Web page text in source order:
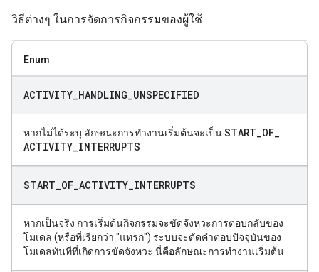
วิธีต่างๆ ในการจัดการกิจกรรมของผู้ใช้
Enum
ACTIVITY HANDLING UNSPECIFIED
หากไม่ได้ระบุ ลักษณะการทำงานเริ่มต้นจะเป็นSTART_OF_
ACTIVITY_INTERRUPTS
START OF ACTIVITY INTERRUPTS
หากเป็นจริง การเริ่มต้นกิจกรรมจะขัดจังหวะการตอบกลับของ
โมเดล (หรือที่เรียกว่า "แทรก") ระบบจะตัดคำตอบปัจจุบันของ
โมเดลทันทีที่เกิดการขัดจังหวะ นี่คือลักษณะการทำงานเริ่มต้น